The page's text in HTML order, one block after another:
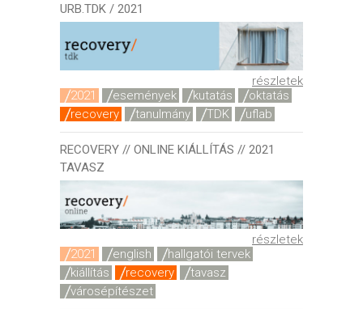
URB.TDK / 2021
részletek
2021
események kutatás
oktatás
recovery
tanulmány TDK uflab
RECOVERY // ONLINE KIÁLLÍTÁS // 2021
TAVASZ
részletek
2021
english
hallgatói tervek
kiállítás
recovery
tavasz
városépítészet